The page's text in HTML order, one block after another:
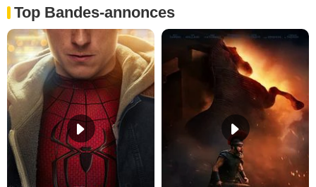
Top Bandes-annonces